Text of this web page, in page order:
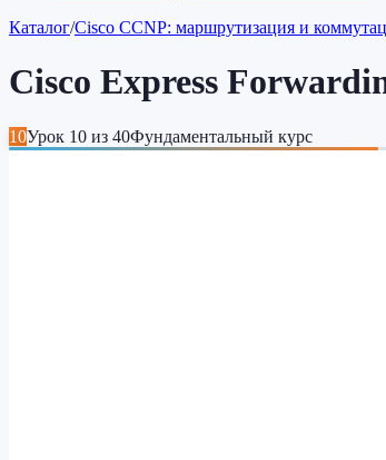
Каталог/Cisco CCNP: маршрутизация и
Cisco Express
10Урок 10 из 40Фундаментальный курс